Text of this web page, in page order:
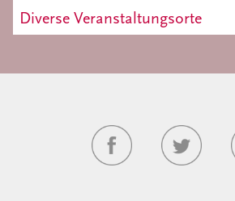
Diverse Veranstaltungsorte